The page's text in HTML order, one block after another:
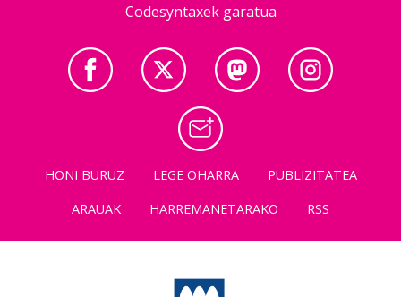
Codesyntaxek garatua
HONI BURUZ LEGE OHARRA
PUBLIZITATEA
ARAUAK
HARREMANETARAKO RSS